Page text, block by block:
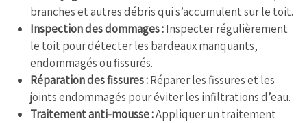
branches et autres débris qui s’accumulent sur le toit.
Inspection des dommages :Inspecter régulièrement
le toit pour détecter les bardeaux manquants,
endommagés ou fissurés.
Réparation des fissures :Réparer les fissures et les
joints endommagés pour éviter les infiltrations d’eau.
Traitement anti-mousse :Appliquer un traitement